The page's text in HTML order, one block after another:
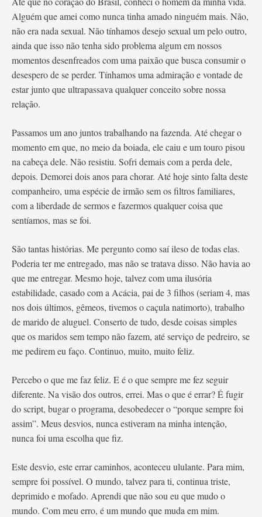
Alguém que amei como nunca tinha amado ninguém mais. Não,
não era nada sexual. Não tínhamos desejo sexual um pelo outro,
ainda que isso não tenha sido problema algum em nossos
momentos desenfreados com uma paixão que busca consumir o
desespero de se perder. Tínhamos uma admiração e vontade de
estar junto que ultrapassava qualquer conceito sobre nossa
relação.
Passamos um ano juntos trabalhando na fazenda. Até chegar o
momento em que, no meio da boiada, ele caiu e um touro pisou
na cabeça dele. Não resistiu. Sofri demais com a perda dele,
depois. Demorei dois anos para chorar. Até hoje sinto falta deste
companheiro, uma espécie de irmão sem os filtros familiares,
com a liberdade de sermos e fazermos qualquer coisa que
sentíamos, mas se foi.
São tantas histórias. Me pergunto como saí ileso de todas elas.
Poderia ter me entregado, mas não se tratava disso. Não havia ao
que me entregar. Mesmo hoje, talvez com uma ilusória
estabilidade, casado com a Acácia, pai de 3 filhos (seriam 4, mas
nos dois últimos, gêmeos, tivemos o caçula natimorto), trabalho
de marido de aluguel. Conserto de tudo, desde coisas simples
que os maridos sem tempo não fazem, até serviço de pedreiro, se
me pedirem eu faço. Continuo, muito, muito feliz.
Percebo o que me faz feliz. E é o que sempre me fez seguir
diferente. Na visão dos outros, errei. Mas o que é errar? É fugir
do script, bugar o programa, desobedecer o “porque sempre foi
assim”. Meus desvios, nunca estiveram na minha intenção,
nunca foi uma escolha que fiz.
Este desvio, este errar caminhos, aconteceu ululante. Para mim,
sempre foi possível. O mundo, talvez para ti, continua triste,
deprimido e mofado. Aprendi que não sou eu que mudo o
mundo. Com meu erro, é um mundo que muda em mim.